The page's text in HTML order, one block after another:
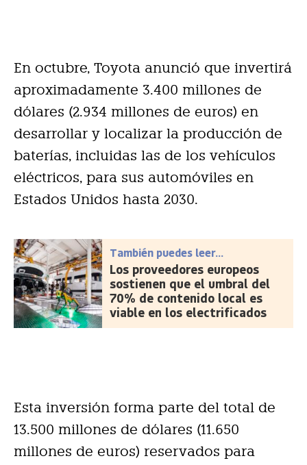
En octubre, Toyota anunció que invertirá
aproximadamente 3.400 millones de
dólares (2.934 millones de euros) en
desarrollar y localizar la producción de
baterías, incluidas las de los vehículos
eléctricos, para sus automóviles en
Estados Unidos hasta 2030.
También puedes leer...
Los proveedores europeos
sostienen que el umbral del
70% de contenido local es
viable en los electrificados
Esta inversión forma parte del total de
13.500 millones de dólares (11.650
millones de euros) reservados para